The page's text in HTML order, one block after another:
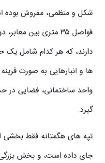
شکل و منظمی، مفروش بوده‌
فواصل ۳۵ متری بین
دارند، که هر کدام شامل یک
ها و انبارهایی به صورت
گیرد.
تپه های هگمتانه فقط بخشی
جای داده است، و بخش